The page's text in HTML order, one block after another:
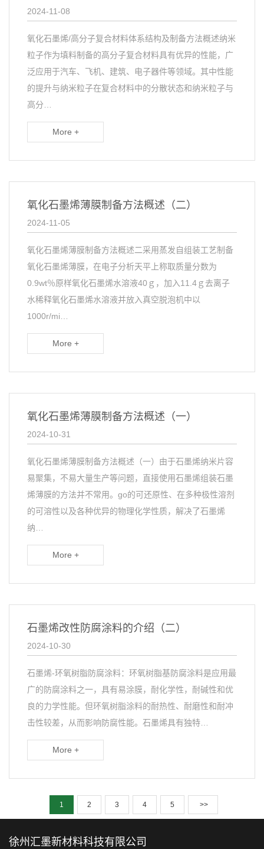
2024-11-08
氧化石墨烯/高分子复合材料体系结构及制备方法概述纳米
粒子作为填料制备的高分子复合材料具有优异的性能，广
泛应用于汽车、飞机、建筑、电子器件等领域。其中性能
的提升与纳米粒子在复合材料中的分散状态和纳米粒子与
高分…
More +
氧化石墨烯薄膜制备方法概述（二）
2024-11-05
氧化石墨烯薄膜制备方法概述二采用蒸发自组装工艺制备
氧化石墨烯薄膜，在电子分析天平上称取质量分数为
0.9wt％原样氧化石墨烯水溶液40ｇ，加入11.4ｇ去离子
水稀释氧化石墨烯水溶液并放入真空脱泡机中以
1000r/mi…
More +
氧化石墨烯薄膜制备方法概述（一）
2024-10-31
氧化石墨烯薄膜制备方法概述（一）由于石墨烯纳米片容
易聚集，不易大量生产等问题，直接使用石墨烯组装石墨
烯薄膜的方法并不常用。go的可还原性、在多种极性溶剂
的可溶性以及各种优异的物理化学性质，解决了石墨烯
纳…
More +
石墨烯改性防腐涂料的介绍（二）
2024-10-30
石墨烯-环氧树脂防腐涂料：环氧树脂基防腐涂料是应用最
广的防腐涂料之一，具有易涂膜，耐化学性，耐碱性和优
良的力学性能。但环氧树脂涂料的耐热性、耐磨性和耐冲
击性较差，从而影响防腐性能。石墨烯具有独特…
More +
1 2 3 4 5 >>
徐州汇墨新材料科技有限公司